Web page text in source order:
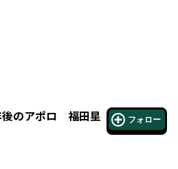
後のアポロ 福田星
フォロー